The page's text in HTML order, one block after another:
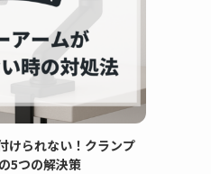
けられない！クランプ
5つの解決策